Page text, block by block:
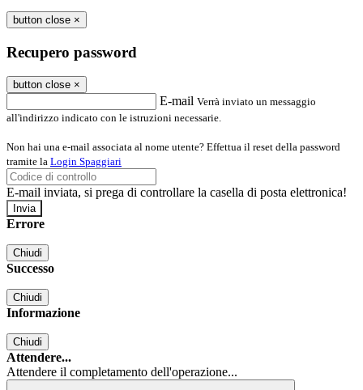
button close ×
Recupero password
button close ×
E-mail Verrà inviato un messaggio
all'indirizzo indicato con le istruzioni necessarie.
Non hai una e-mail associata al nome utente? Effettua il reset della password
tramite la Login Spaggiari
E-mail inviata, si prega di controllare la casella di posta elettronica!
Errore
Chiudi
Successo
Chiudi
Informazione
Chiudi
Attendere...
Attendere il completamento dell'operazione...